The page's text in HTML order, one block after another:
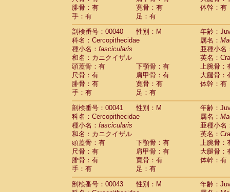
Atelidae Atelesspp.
Atelidae Lagothrix lagothricha
AtelidaeLagothrix lagothricha cana(0)
Pitheciidae
Cacajao calvus
PitheciidaeCallicebus cupreus(0)
Pitheciidae Callicebus donacophilus(0)
Pitheciidae Callicebus moloch(0)
Pitheciidae Callicebus torquatus(0)
Pitheciidae Callicebus
Pitheciidae Chiropotes satanas
Pitheciidae Pithecia monachus
Pitheciidae Pithecia pithecia (0)
Cercopithecidae Cercocebus agilis (0)
Cercopithecidae
Cercocebus
Cercopithecidae
Cercocebus
CercopithecidaeCercocebus
CercopithecidaeCercocebus
CercopithecidaeCercocebus hybrid(0)
CercopithecidaeCercocebus
CercopithecidaeLophocebus
Cercopithecidae
(0)
腓骨：有
寛骨：有
体幹：有
手：有
足：有
剖検番号：00040
性別：M
年齢：
科名：Cercopithecidae
属名：
種小名： fascicularis
亜種小名
和名：カニクイザル
英名：
頭蓋骨：有
下顎骨：有
上腕骨：
尺骨：有
肩甲骨：有
大腿骨：
腓骨：有
寛骨：有
体幹：有
手：有
足：有
剖検番号：00041
性別：M
年齢：
科名：Cercopithecidae
属名：
種小名： fascicularis
亜種小名
和名：カニクイザル
英名：
頭蓋骨：有
下顎骨：有
上腕骨：
尺骨：有
肩甲骨：有
大腿骨：
腓骨：有
寛骨：有
体幹：有
手：有
足：有
剖検番号：00043
性別：M
年齢：